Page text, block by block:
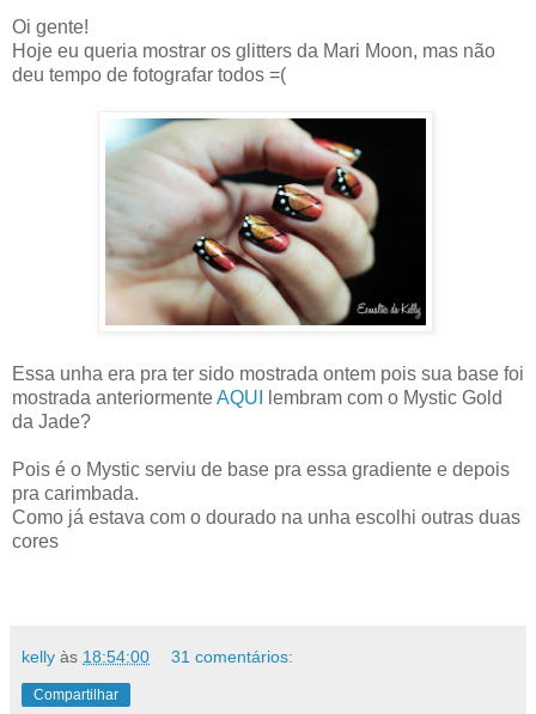
Oi gente!
Hoje eu queria mostrar os glitters da Mari Moon, mas não
deu tempo de fotografar todos =(
Essa unha era pra ter sido mostrada ontem pois sua base foi
mostrada anteriormenteAQUI
lembram com o Mystic Gold
da Jade?
Pois é o Mystic serviu de base pra essa gradiente e depois
pra carimbada.
Como já estava com o dourado na unha escolhi outras duas
cores
kelly às 18:54:00 31 comentários:
Compartilhar